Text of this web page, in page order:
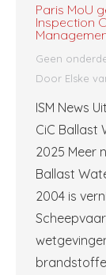
Paris MoU
Inspection
Geen
Door Elske
ISM News
CiC Ballast
2025 Meer
Ballast
2004 is